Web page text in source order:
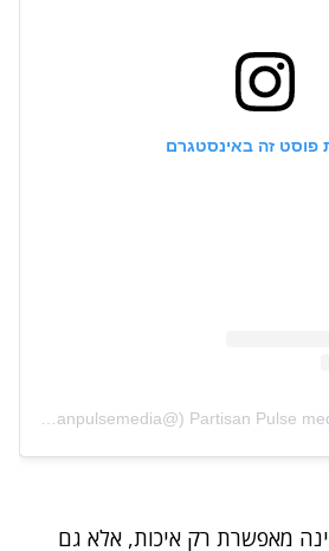
פוסט זה באינסטגרם
מאפשרת רק איכות, אלא גם